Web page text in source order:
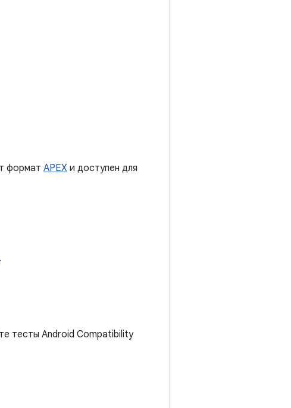
формат APEX и доступен для
.
тесты Android Compatibility